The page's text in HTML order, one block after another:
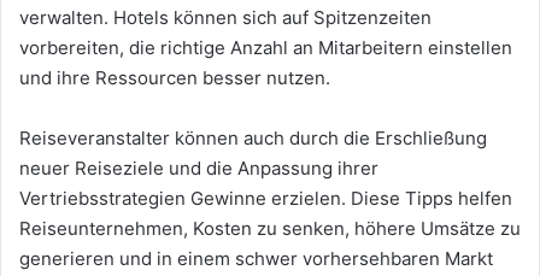
verwalten. Hotels können sich auf Spitzenzeiten
vorbereiten, die richtige Anzahl an Mitarbeitern einstellen
und ihre Ressourcen besser nutzen.
Reiseveranstalter können auch durch die Erschließung
neuer Reiseziele und die Anpassung ihrer
Vertriebsstrategien Gewinne erzielen. Diese Tipps helfen
Reiseunternehmen, Kosten zu senken, höhere Umsätze zu
generieren und in einem schwer vorhersehbaren Markt